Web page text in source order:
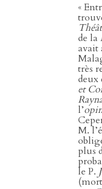
«
de la
avait
très
deux
et
l’
M.
plus
le P.